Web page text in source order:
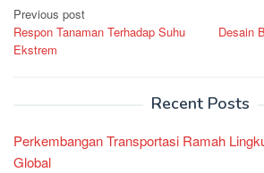
Post
navigation
Previous post
Respon Tanaman Terhadap Suhu
Ekstrem
Desain
Recent Posts
Perkembangan Transportasi Ramah
Global